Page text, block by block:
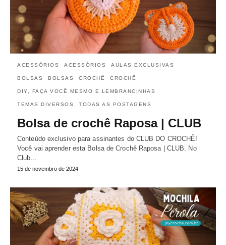
ACESSÓRIOS ACESSÓRIOS AULAS EXCLUSIVAS
BOLSAS BOLSAS CROCHÊ CROCHÊ
DIY, FAÇA VOCÊ MESMO E LEMBRANCINHAS
TEMAS DIVERSOS TODAS AS POSTAGENS
Bolsa de crochê Raposa | CLUB
Conteúdo exclusivo para assinantes do CLUB DO CROCHÊ!
Você vai aprender esta Bolsa de Crochê Raposa | CLUB. No
Club…
15 de novembro de 2024